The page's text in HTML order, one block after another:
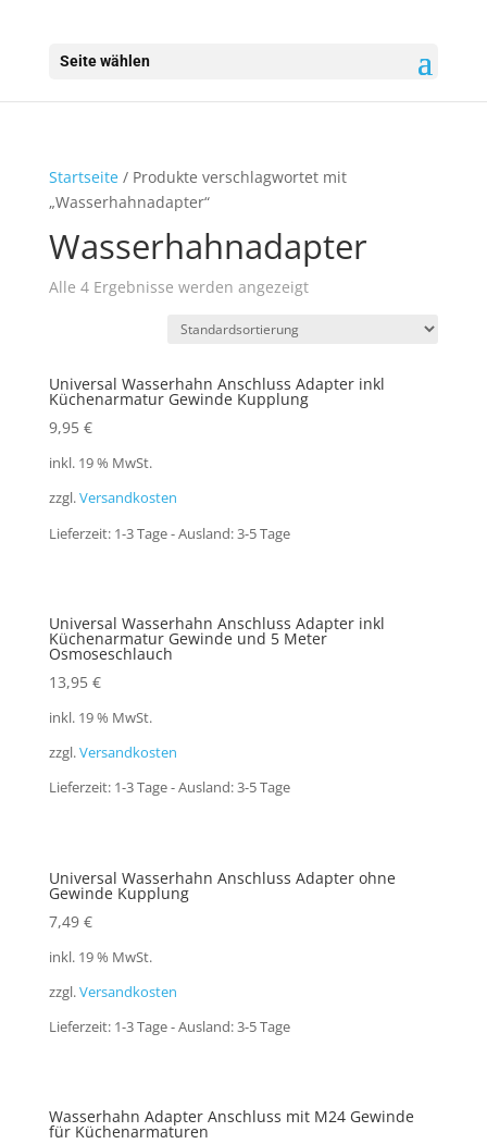
Seite wählen
Startseite/ Produkte verschlagwortet mit
„Wasserhahnadapter“
Wasserhahnadapter
Alle 4 Ergebnisse werden angezeigt
Universal Wasserhahn Anschluss Adapter inkl
Küchenarmatur Gewinde Kupplung
9,95 €
inkl. 19 % MwSt.
zzgl.Versandkosten
Lieferzeit: 1-3 Tage - Ausland: 3-5 Tage
Universal Wasserhahn Anschluss Adapter inkl
Küchenarmatur Gewinde und 5 Meter
Osmoseschlauch
13,95 €
inkl. 19 % MwSt.
zzgl.Versandkosten
Lieferzeit: 1-3 Tage - Ausland: 3-5 Tage
Universal Wasserhahn Anschluss Adapter ohne
Gewinde Kupplung
7,49 €
inkl. 19 % MwSt.
zzgl.Versandkosten
Lieferzeit: 1-3 Tage - Ausland: 3-5 Tage
Wasserhahn Adapter Anschluss mit M24 Gewinde
für Küchenarmaturen